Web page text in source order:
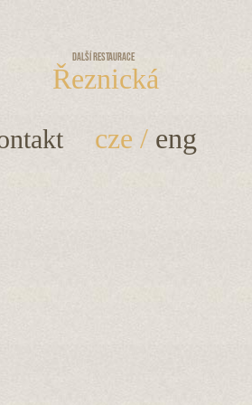
Další restaurace
Řeznická
cze / eng